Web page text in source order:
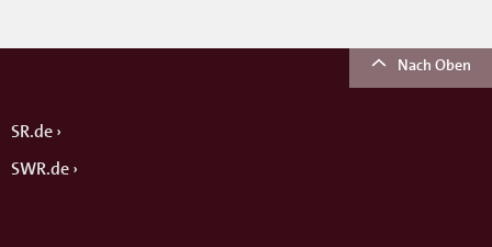
Nach Oben
SR.de
SWR.de